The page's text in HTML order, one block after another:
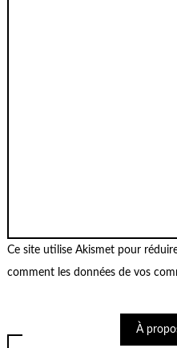
Ce site utilise Akismet pour
comment les données de vos
À